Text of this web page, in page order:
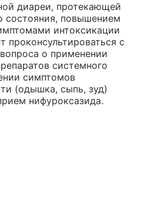
диареи, протекающей
состояния, повышением
интоксикации
проконсультироваться с
о применении
системного
симптомов
(одышка, сыпь, зуд)
нифуроксазида.